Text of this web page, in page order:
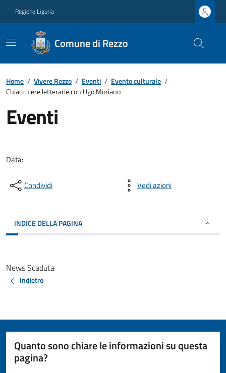
Regione Liguria
Comune di Rezzo
Home / Vivere Rezzo / Eventi / Evento culturale /
Chiacchiere letterarie con Ugo Moriano
Eventi
Data:
Condividi Vedi azioni
INDICE DELLA PAGINA
News Scaduta
Indietro
Quanto sono chiare le informazioni su questa
pagina?